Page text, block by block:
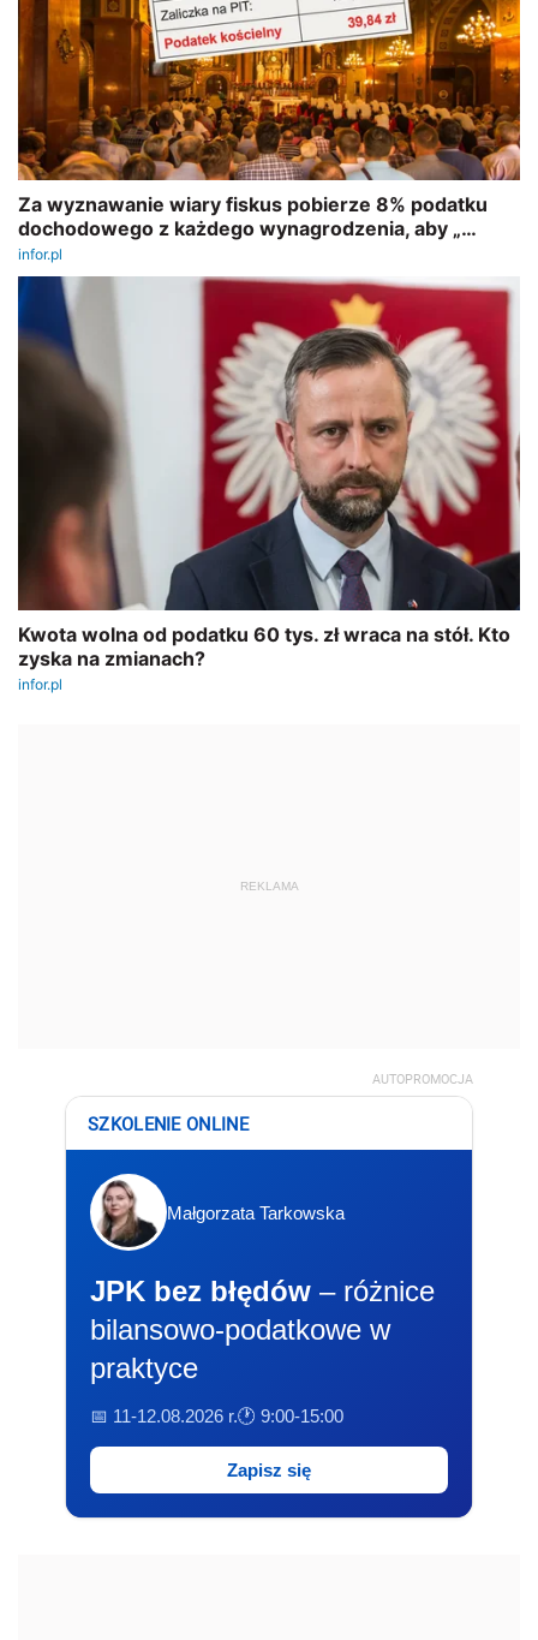
REKLAMA
AUTOPROMOCJA
SZKOLENIE ONLINE
Małgorzata Tarkowska
JPK bez błędów – różnice
bilansowo-podatkowe w
praktyce
📅 11-12.08.2026 r.🕐 9:00-15:00
Zapisz się